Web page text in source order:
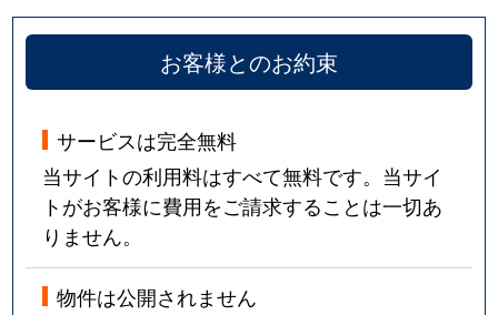
お客様とのお約束
サービスは完全無料
当サイトの利用料はすべて無料です。当サイ
トがお客様に費用をご請求することは一切あ
りません。
物件は公開されません